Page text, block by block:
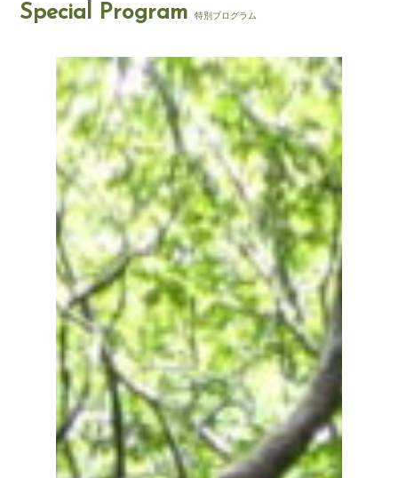
Special Program 特別プログラム